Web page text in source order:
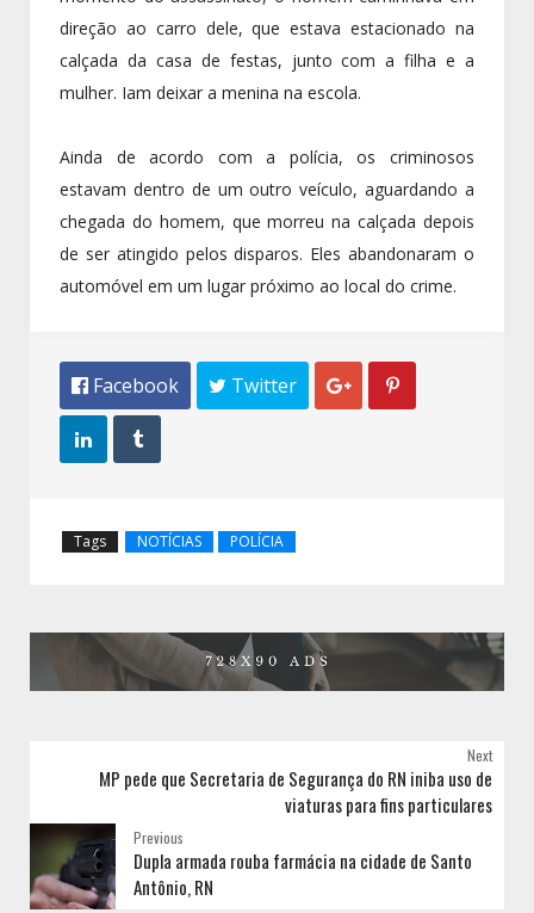
direção ao carro dele, que estava estacionado na
calçada da casa de festas, junto com a filha e a
mulher. Iam deixar a menina na escola.
Ainda de acordo com a polícia, os criminosos
estavam dentro de um outro veículo, aguardando a
chegada do homem, que morreu na calçada depois
de ser atingido pelos disparos. Eles abandonaram o
automóvel em um lugar próximo ao local do crime.
 Facebook  Twitter  
 
Tags NOTÍCIAS POLÍCIA
Next
MP pede que Secretaria de Segurança do RN iniba uso de
viaturas para fins particulares
Previous
Dupla armada rouba farmácia na cidade de Santo
Antônio, RN